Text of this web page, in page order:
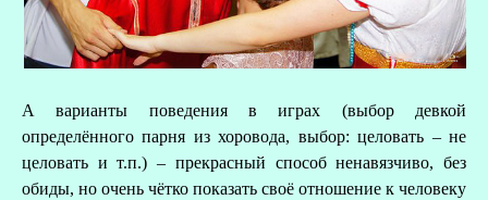
А варианты поведения в играх (выбор девкой
определённого парня из хоровода, выбор: целовать – не
целовать и т.п.) – прекрасный способ ненавязчиво, без
обиды, но очень чётко показать своё отношение к человеку